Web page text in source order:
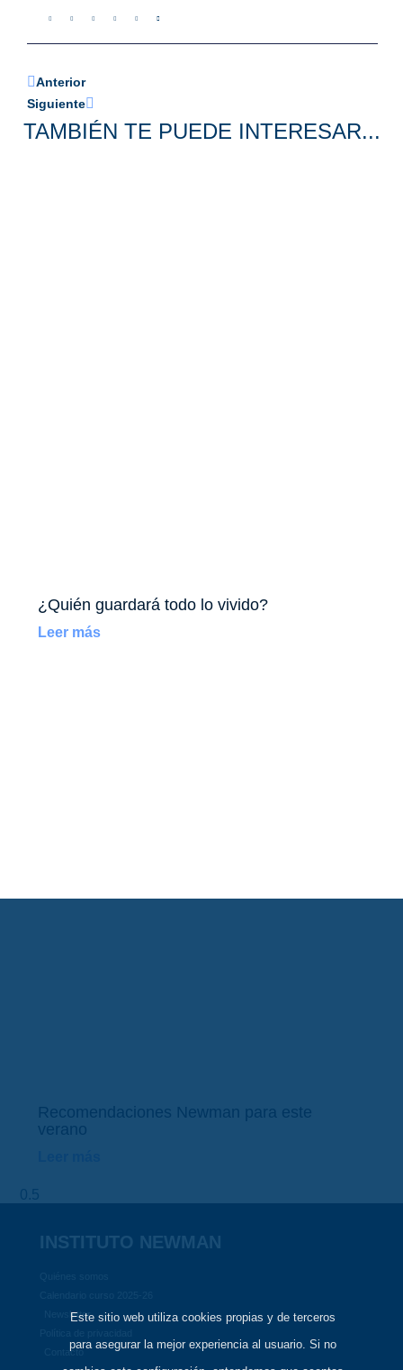
Anterior
Siguiente
TAMBIÉN TE PUEDE INTERESAR...
¿Quién guardará todo lo vivido?
Leer más
Recomendaciones Newman para este
verano
INSTITUTO NEWMAN
Newsletter
Contacto
Este sitio web utiliza cookies propias y de terceros
para asegurar la mejor experiencia al usuario. Si no